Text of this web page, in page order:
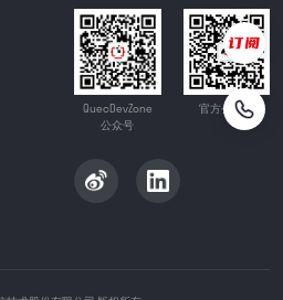
QuecDevZone
公众号
官方公众号